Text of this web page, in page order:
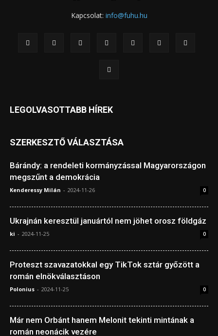
Kapcsolat: info@fuhu.hu
LEGOLVASOTTABB HÍREK
SZERKESZTŐ VÁLASZTÁSA
Bárándy: a rendeleti kormányzással Magyarországon
megszűnt a demokrácia
Kenderessy Milán - 2024-11-26 0
Ukrajnán keresztül januártól nem jöhet orosz földgáz
ki - 2024-11-25 0
Proteszt szavazatokkal egy TikTok sztár győzött a
román elnökválasztáson
Polonius - 2024-11-25 0
Már nem Orbánt hanem Melonit tekinti mintának a
román neonácik vezére